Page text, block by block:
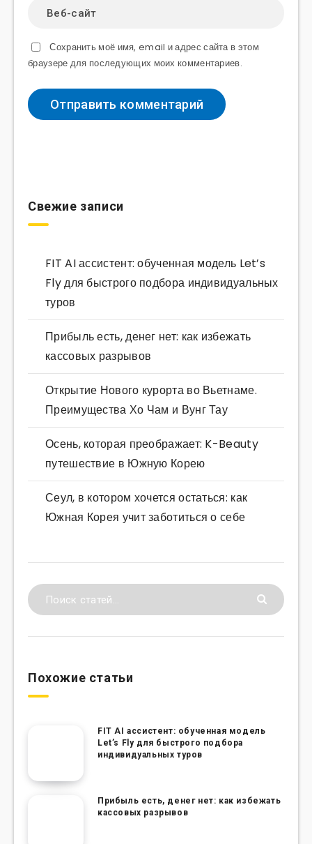
Сохранить моё имя, email и адрес сайта в этом
браузере для последующих моих комментариев.
Свежие записи
FIT AI ассистент: обученная модель Let’s
Fly для быстрого подбора индивидуальных
туров
Прибыль есть, денег нет: как избежать
кассовых разрывов
Открытие Нового курорта во Вьетнаме.
Преимущества Хо Чам и Вунг Тау
Осень, которая преображает: K-Beauty
путешествие в Южную Корею
Сеул, в котором хочется остаться: как
Южная Корея учит заботиться о себе
Похожие статьи
FIT AI ассистент: обученная модель
Let’s Fly для быстрого подбора
индивидуальных туров
Прибыль есть, денег нет: как избежать
кассовых разрывов